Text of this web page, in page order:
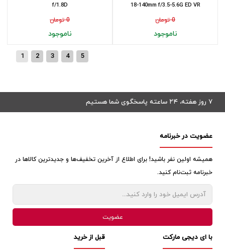
f/1.8D
0 تومان
ناموجود
18-140mm f/3.5-5.6G ED VR
0 تومان
ناموجود
1 2 3 4 5
۷ روز هفته، ۲۴ ساعته پاسخگوی شما هستیم
عضویت در خبرنامه
همیشه اولین نفر باشید! برای اطلاع از آخرین تخفیف‌ها و جدیدترین کالاها در
خبرنامه ثبت‌نام کنید.
قبل از خرید با ای دیجی مارکت